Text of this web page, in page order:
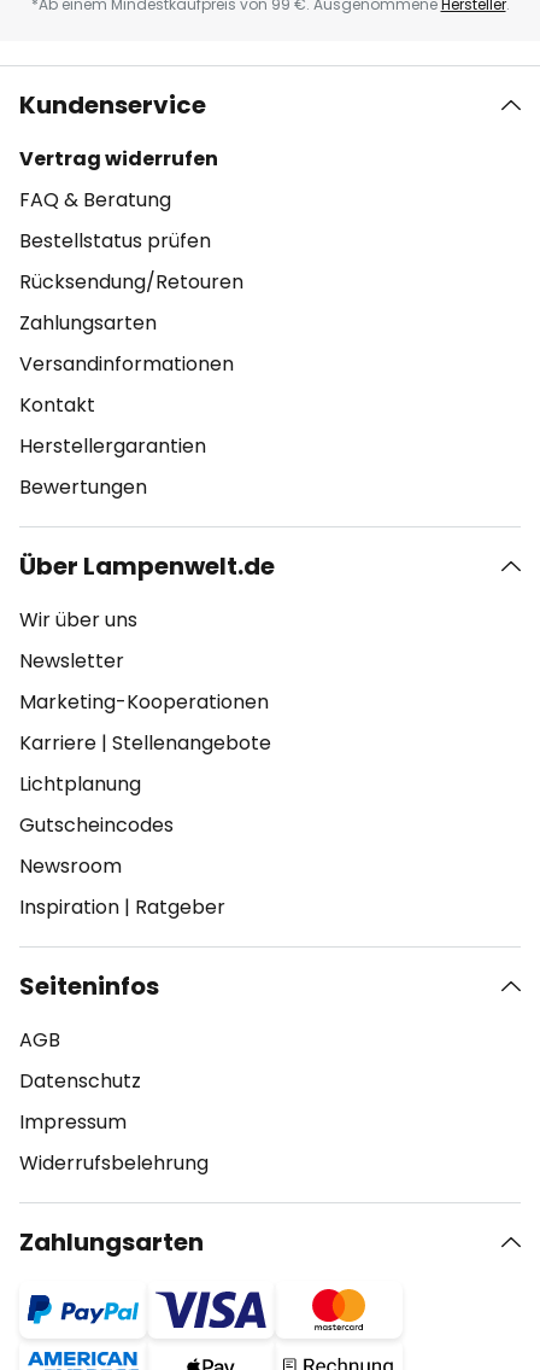
*Ab einem Mindestkaufpreis von 99 €. AusgenommeneHersteller.
Kundenservice
Vertrag widerrufen
FAQ & Beratung
Bestellstatus prüfen
Rücksendung/Retouren
Zahlungsarten
Versandinformationen
Kontakt
Herstellergarantien
Bewertungen
Über Lampenwelt.de
Wir über uns
Newsletter
Marketing-Kooperationen
Karriere | Stellenangebote
Lichtplanung
Gutscheincodes
Newsroom
Inspiration | Ratgeber
Seiteninfos
AGB
Datenschutz
Impressum
Widerrufsbelehrung
Zahlungsarten